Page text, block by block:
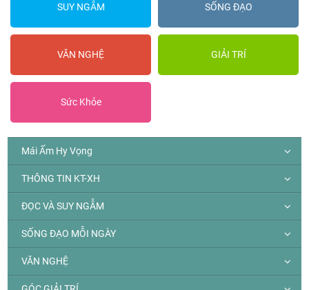
SUY NGẪM SỐNG ĐẠO
VĂN NGHỆ GIẢI TRÍ
Sức Khỏe
Mái Ấm Hy Vọng
THÔNG TIN KT-XH
ĐỌC VÀ SUY NGẪM
SỐNG ĐẠO MỖI NGÀY
VĂN NGHỆ